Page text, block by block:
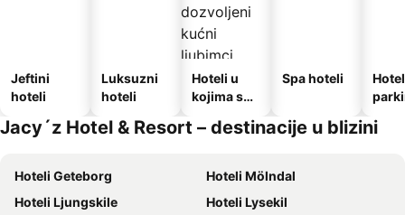
Jeftini
hoteli
Luksuzni
hoteli
Hoteli u
kojima su
kućni
Spa hoteli
Jacy´z Hotel & Resort – destinacije u blizini
Hoteli Geteborg
Hoteli Mölndal
Hoteli Ljungskile
Hoteli Lysekil